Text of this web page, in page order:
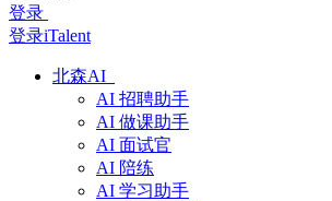
登录
登录iTalent
北森AI
AI 招聘助手
AI 做课助手
AI 面试官
AI 陪练
AI 学习助手